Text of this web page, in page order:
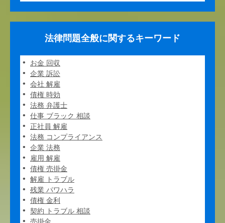
法律問題全般に関するキーワード
お金 回収
企業 訴訟
会社 解雇
債権 時効
法務 弁護士
仕事 ブラック 相談
正社員 解雇
法務 コンプライアンス
企業 法務
雇用 解雇
債権 売掛金
解雇 トラブル
残業 パワハラ
債権 金利
契約 トラブル 相談